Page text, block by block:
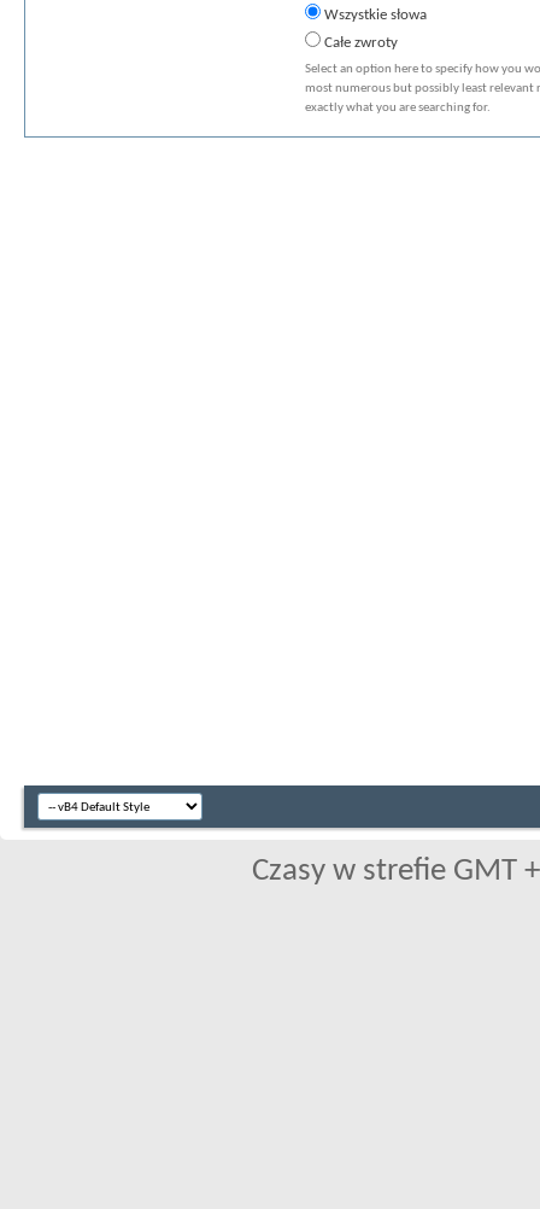
Wszystkie słowa
Całe zwroty
Select an option here to specify how you
most numerous but possibly least
exactly what you are searching for.
Czasy w strefie GMT